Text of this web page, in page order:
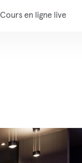
Cours en ligne live